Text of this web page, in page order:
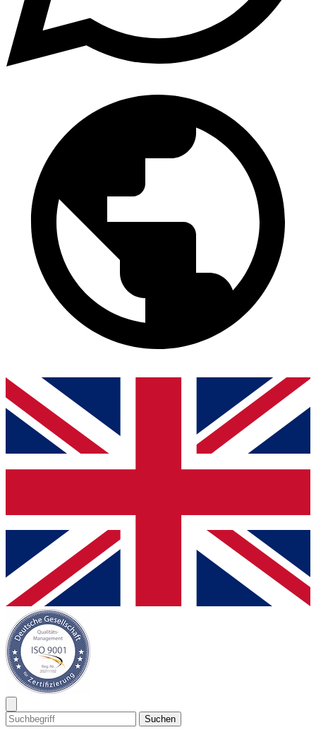
Suchen